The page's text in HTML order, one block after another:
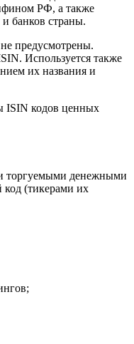
РФ, а также
банков страны.
предусмотрены.
Используется также
их названия и
торгуемыми денежными
код (тикерами их